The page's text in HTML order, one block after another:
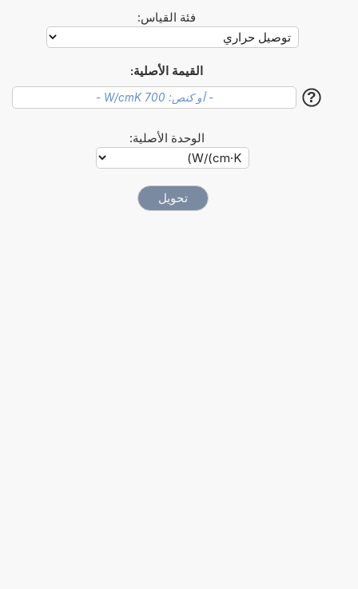
فئة القياس:
القيمة الأصلية:
?
الوحدة الأصلية: